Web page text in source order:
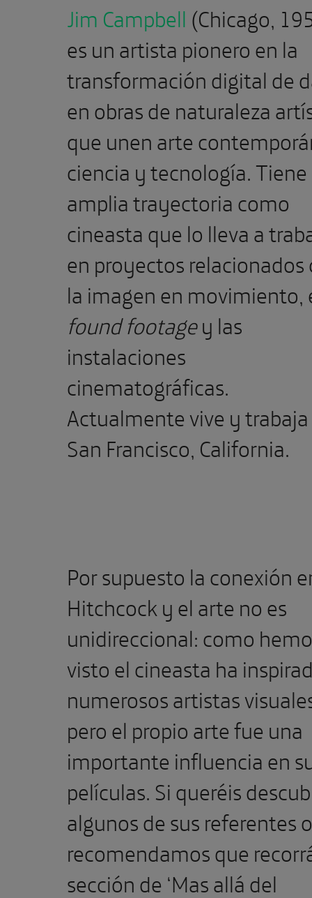
Jim Campbell (Chicago,
es un artista pionero en la
transformación digital de
en obras de naturaleza
que unen arte
ciencia y tecnología.
amplia trayectoria como
cineasta que lo lleva a
en proyectos relacionados
la imagen en movimiento,
found footagey las
instalaciones
cinematográficas.
Actualmente vive y
San Francisco, California.
Por supuesto la conexión
Hitchcock y el arte no es
unidireccional: como
visto el cineasta ha
numerosos artistas
pero el propio arte fue una
importante influencia en
películas. Si queréis
algunos de sus referentes
recomendamos que
sección de ‘Mas allá del